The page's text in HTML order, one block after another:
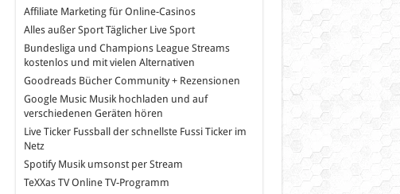
Affiliate Marketingfür Online-Casinos
Alles außer SportTäglicher Live Sport
Bundesliga und Champions League Streams
kostenlos und mit vielen Alternativen
GoodreadsBücher Community + Rezensionen
Google MusicMusik hochladen und auf
verschiedenen Geräten hören
Live Ticker Fussball
der schnellste Fussi Ticker im
Netz
SpotifyMusik umsonst per Stream
TeXXas TVOnline TV-Programm